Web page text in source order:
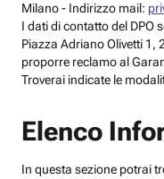
Milano - Indirizzo mail:
I dati di contatto del DPO
Piazza Adriano Olivetti 1,
proporre reclamo al
Troverai indicate le
Elenco
In questa sezione potrai